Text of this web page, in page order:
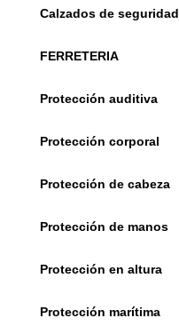
Calzados de seguridad
FERRETERIA
Protección auditiva
Protección corporal
Protección de cabeza
Protección de manos
Protección en altura
Protección marítima